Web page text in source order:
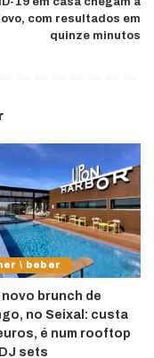
com resultados em
quinze minutos
\ beber
novo brunch de
no Seixal: custa
é num rooftop
sets